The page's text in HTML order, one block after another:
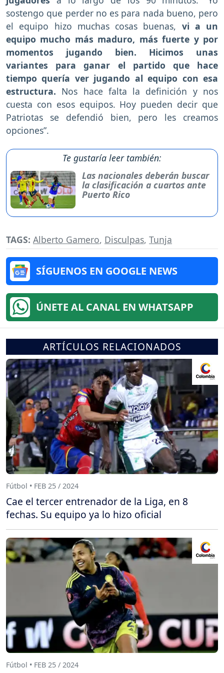
sostengo que perder no es para nada bueno, pero
el equipo hizo muchas cosas buenas, vi a un
equipo mucho más maduro, más fuerte y por
momentos jugando bien. Hicimos unas
variantes para ganar el partido que hace
tiempo quería ver jugando al equipo con esa
estructura. Nos hace falta la definición y nos
cuesta con esos equipos. Hoy pueden decir que
Patriotas se defendió bien, pero les creamos
opciones”.
Te gustaría leer también:
Las nacionales deberán buscar
la clasificación a cuartos ante
Puerto Rico
TAGS: Alberto Gamero, Disculpas, Tunja
SÍGUENOS EN GOOGLE NEWS
ÚNETE AL CANAL EN WHATSAPP
ARTÍCULOS RELACIONADOS
Fútbol • FEB 25 / 2024
Cae el tercer entrenador de la Liga, en 8
fechas. Su equipo ya lo hizo oficial
Fútbol • FEB 25 / 2024